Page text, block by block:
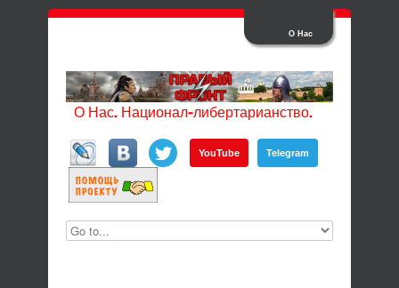
О Нас
О Нас. Национал-либертарианство.
YouTube Telegram